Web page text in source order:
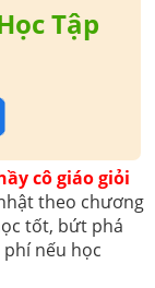
Tập
cô giáo giỏi
theo chương
tốt, bứt phá
nếu học